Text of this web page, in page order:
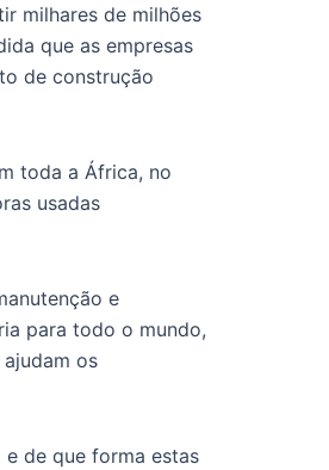
milhares de milhões
que as empresas
de construção
toda a África, no
usadas
e
para todo o mundo,
os
de que forma estas